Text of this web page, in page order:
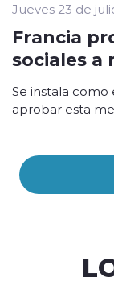
Jueves 23 de
Francia
sociales a
Se instala
aprobar esta